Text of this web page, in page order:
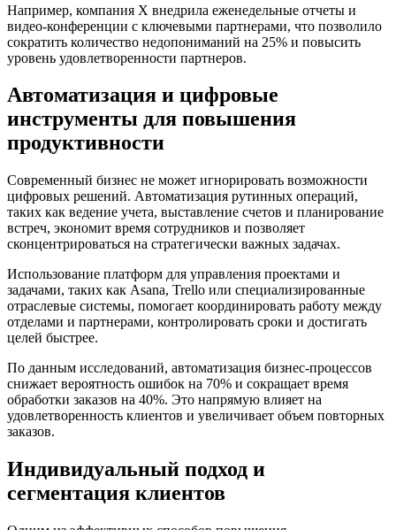
Например, компания X внедрила еженедельные отчеты и
видео-конференции с ключевыми партнерами, что позволило
сократить количество недопониманий на 25% и повысить
уровень удовлетворенности партнеров.
Автоматизация и цифровые
инструменты для повышения
продуктивности
Современный бизнес не может игнорировать возможности
цифровых решений. Автоматизация рутинных операций,
таких как ведение учета, выставление счетов и планирование
встреч, экономит время сотрудников и позволяет
сконцентрироваться на стратегически важных задачах.
Использование платформ для управления проектами и
задачами, таких как Asana, Trello или специализированные
отраслевые системы, помогает координировать работу между
отделами и партнерами, контролировать сроки и достигать
целей быстрее.
По данным исследований, автоматизация бизнес-процессов
снижает вероятность ошибок на 70% и сокращает время
обработки заказов на 40%. Это напрямую влияет на
удовлетворенность клиентов и увеличивает объем повторных
заказов.
Индивидуальный подход и
сегментация клиентов